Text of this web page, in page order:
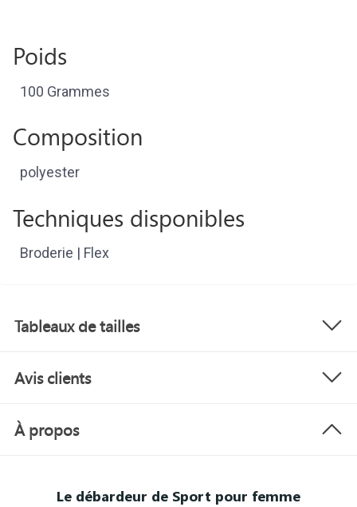
Poids
100 Grammes
Composition
polyester
Techniques disponibles
Broderie | Flex
Tableaux de tailles
Avis clients
À propos
Le débardeur de Sport pour femme